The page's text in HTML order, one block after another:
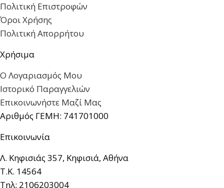
Πολιτική Επιστροφών
Όροι Χρήσης
Πολιτική Απορρήτου
Χρήσιμα
Ο Λογαριασμός Μου
Ιστορικό Παραγγελιών
Επικοινωνήστε Μαζί Μας
Αριθμός ΓΕΜΗ: 741701000
Επικοινωνία
Λ. Κηφισιάς 357, Κηφισιά, Αθήνα
Τ.Κ. 14564
Τηλ: 2106203004